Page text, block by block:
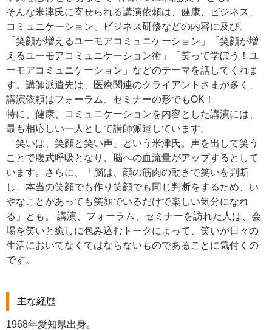
そんな米津氏に寄せられる講演依頼は、健康、ビジネス、
コミュニケーション、ビジネス研修などの内容に及び、
「笑顔が増えるユーモアコミュニケーション」「笑顔が増
えるユーモアコミュニケーション術」「笑って学ぼう！ユ
ーモアコミュニケーション」などのテーマを話してくれま
す。講師派遣先は、医療関連のクライアントさまが多く、
講演依頼はフォーラム、セミナーの形でもOK！
特に、健康、コミュニケーションを内容とした講演には、
最も相応しい一人として講師派遣しています。
「笑いは、笑顔と笑い声」という米津氏。声を出して笑う
ことで腹式呼吸となり、脳への血流量がアップするとして
います。さらに、「脳は、顔の筋肉の動きで笑いを判断
し、本当の笑顔でも作り笑顔でも同じ判断をするため、い
やなことがあっても笑顔でいるだけで楽しい気分になれ
る」とも。 講演、フォーラム、セミナーを訪れた人は、会
場を笑いと癒しに包み込むトークによって、笑いが日々の
生活においてなくてはならないものであることに気付くの
です。
主な経歴
1968年愛知県出身。